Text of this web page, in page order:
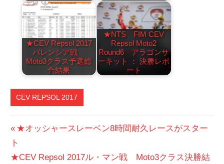
★CEV Repsol 2017
バレンシア戦
Moto3クラス予選総
合結果
★NTS FIM CEV
Repsol Moto2
Round6 アラゴンサ
ーキット ： 決勝レポ
ート
CEV REPSOL 2017
投
稿
前
の
投
★オッシャースレーベン8時間耐久レースがスター
ト
次
★CEV Repsol 2017ル・マン戦 Moto3クラス決勝結